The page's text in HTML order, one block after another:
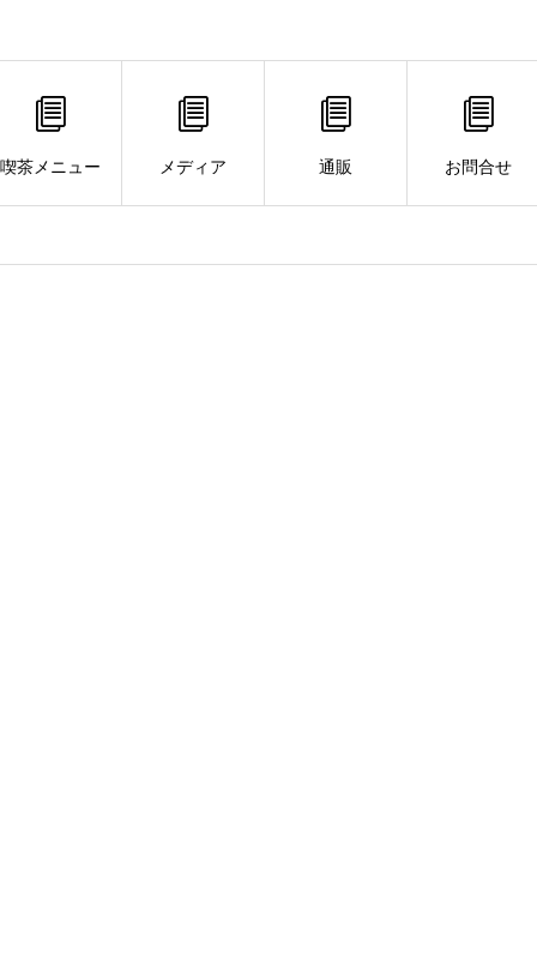
喫茶メニュー メディア 通販 お問合せ